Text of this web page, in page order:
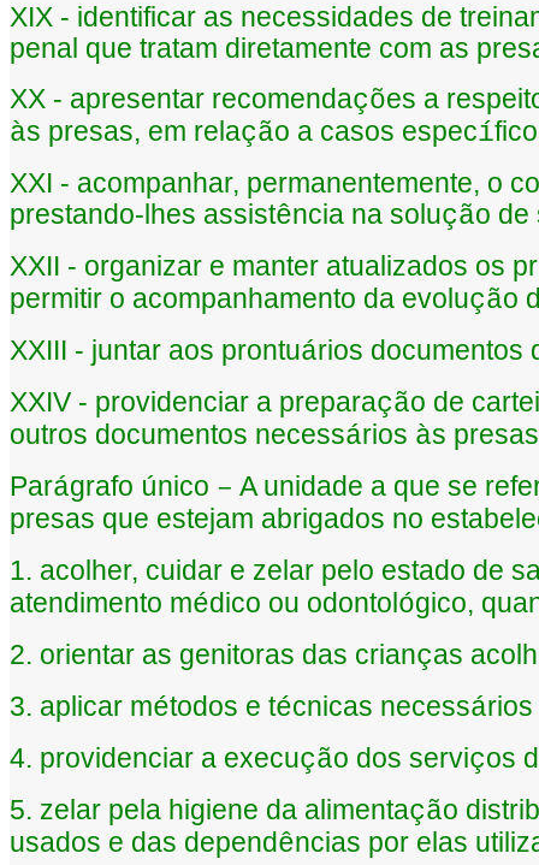
XIX - identificar as necessidades de
penal que tratam diretamente com as
XX - apresentar recomendações a
às presas, em relação a casos especí
XXI - acompanhar, permanentemente, o
prestando-lhes assistência na solução de
XXII - organizar e manter atualizados os
permitir o acompanhamento da evolução
XXIII - juntar aos prontuários documentos
XXIV - providenciar a preparação de
outros documentos necessários às
Parágrafo único – A unidade a que se
presas que estejam abrigados no
1. acolher, cuidar e zelar pelo estado de
atendimento médico ou odontol ógico,
2. orientar as genitoras das crianças
3. aplicar métodos e técnicas necessá
4. providenciar a execução dos serviços
5. zelar pela higiene da alimentação
usados e das dependências por elas